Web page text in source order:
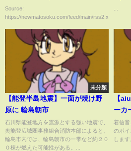
出で並ぶのはうるさいし邪魔だ
からやめろ」
Source:
https://newmatosoku.com/feed/main/rss2.xml...
未分類
【能登半島地震】一面が焼け野
原に 輪島朝市
石川県能登地方を震源とする強い地震で、
奥能登広域圏事務組合消防本部によると、
輪島市内では、輪島朝市の一帯など約２０
０棟が燃えた可能性がある。...
【
ーカ
好一】
着信
のボ
します